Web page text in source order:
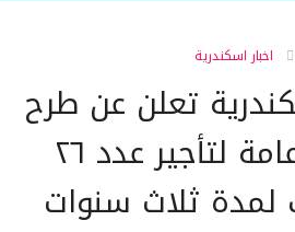
اخبار اسكندرية
تعلن عن طرح
مزايدة علنية عامة لتأجير عدد ٢٦
ثلاث سنوات